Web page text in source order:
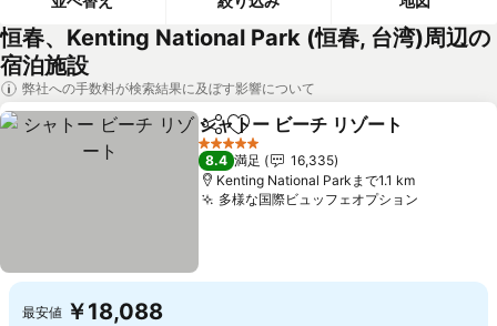
恒春、Kenting National Park (恒春, 台湾)周辺の
宿泊施設
弊社への手数料が検索結果に及ぼす影響について
シェアお気に入りに追加
シャトー ビーチ リゾート
5 ホテルのランク
8.4 満足
16,335
Kenting National Parkまで1.1 km
多様な国際ビュッフェオプション
最安値 ￥18,088